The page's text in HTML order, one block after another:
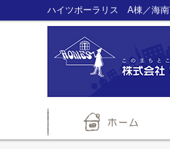
ハイツポーラリス A棟／海南